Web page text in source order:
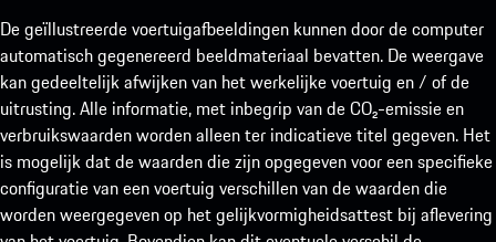
De geïllustreerde voertuigafbeeldingen kunnen door de computer
automatisch gegenereerd beeldmateriaal bevatten. De weergave
kan gedeeltelijk afwijken van het werkelijke voertuig en / of de
uitrusting. Alle informatie, met inbegrip van de CO₂-emissie en
verbruikswaarden worden alleen ter indicatieve titel gegeven. Het
is mogelijk dat de waarden die zijn opgegeven voor een specifieke
configuratie van een voertuig verschillen van de waarden die
worden weergegeven op het gelijkvormigheidsattest bij aflevering